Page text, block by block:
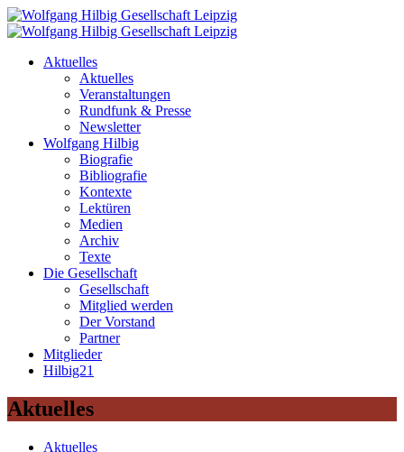
Aktuelles
Aktuelles
Veranstaltungen
Rundfunk & Presse
Newsletter
Wolfgang Hilbig
Biografie
Bibliografie
Kontexte
Lektüren
Medien
Archiv
Texte
Die Gesellschaft
Gesellschaft
Mitglied werden
Der Vorstand
Partner
Mitglieder
Hilbig21
Aktuelles
Aktuelles